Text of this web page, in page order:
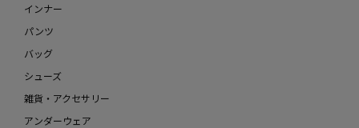
インナー
パンツ
バッグ
シューズ
雑貨・アクセサリー
アンダーウェア